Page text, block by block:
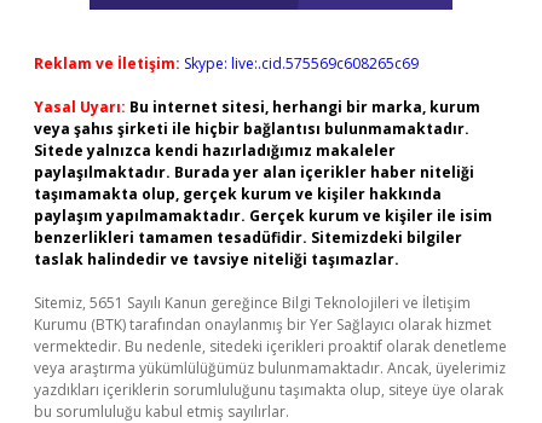
Reklam ve İletişim: Skype: live:.cid.575569c608265c69
Yasal Uyarı: Bu internet sitesi, herhangi bir marka, kurum
veya şahıs şirketi ile hiçbir bağlantısı bulunmamaktadır.
Sitede yalnızca kendi hazırladığımız makaleler
paylaşılmaktadır. Burada yer alan içerikler haber niteliği
taşımamakta olup, gerçek kurum ve kişiler hakkında
paylaşım yapılmamaktadır. Gerçek kurum ve kişiler ile isim
benzerlikleri tamamen tesadüfidir. Sitemizdeki bilgiler
taslak halindedir ve tavsiye niteliği taşımazlar.
Sitemiz, 5651 Sayılı Kanun gereğince Bilgi Teknolojileri ve İletişim
Kurumu (BTK) tarafından onaylanmış bir Yer Sağlayıcı olarak hizmet
vermektedir. Bu nedenle, sitedeki içerikleri proaktif olarak denetleme
veya araştırma yükümlülüğümüz bulunmamaktadır. Ancak, üyelerimiz
yazdıkları içeriklerin sorumluluğunu taşımakta olup, siteye üye olarak
bu sorumluluğu kabul etmiş sayılırlar.